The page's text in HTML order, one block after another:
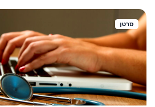
סרטן